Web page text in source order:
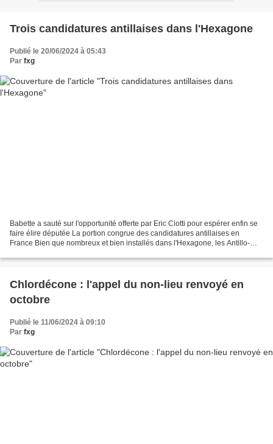
Trois candidatures antillaises dans l'Hexagone
Publié le 20/06/2024 à 05:43
Par fxg
Babette a sauté sur l'opportunité offerte par Eric Ciotti pour espérer enfin se
faire élire députée La portion congrue des candidatures antillaises en
France Bien que nombreux et bien installés dans l'Hexagone, les Antillo-
Chlordécone : l'appel du non-lieu renvoyé en
octobre
Publié le 11/06/2024 à 09:10
Par fxg